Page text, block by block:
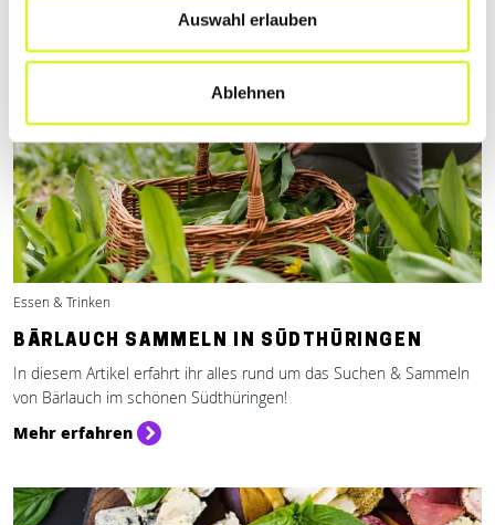
Auswahl erlauben
Ablehnen
Essen & Trinken
BÄRLAUCH SAMMELN IN SÜDTHÜRINGEN
In diesem Artikel erfahrt ihr alles rund um das Suchen & Sammeln
von Bärlauch im schönen Südthüringen!
Mehr erfahren